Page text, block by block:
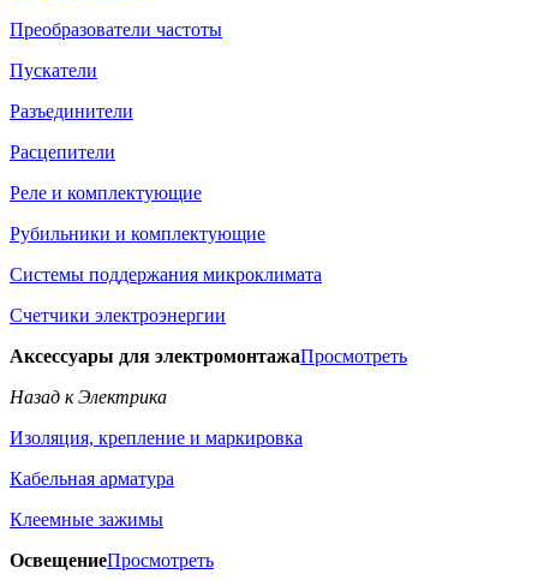
Преобразователи частоты
Пускатели
Разъединители
Расцепители
Реле и комплектующие
Рубильники и комплектующие
Системы поддержания микроклимата
Счетчики электроэнергии
Аксессуары для электромонтажаПросмотреть
Назад к Электрика
Изоляция, крепление и маркировка
Кабельная арматура
Клеемные зажимы
ОсвещениеПросмотреть